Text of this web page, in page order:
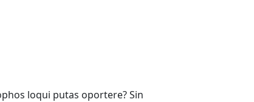
loqui putas oportere? Sin